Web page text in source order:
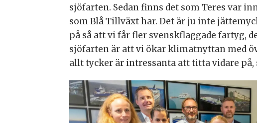
sjöfarten. Sedan finns det som Teres var
som Blå Tillväxt har. Det är ju inte
på så att vi får fler svenskflaggade fartyg,
sjöfarten är att vi ökar klimatnyttan med
allt tycker är intressanta att titta vidare på,